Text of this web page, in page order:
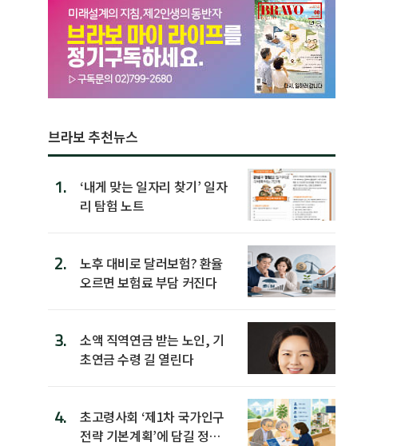
브라보 추천뉴스
1.
‘내게 맞는 일자리 찾기’ 일자
리 탐험 노트
2.
노후 대비로 달러보험? 환율
오르면 보험료 부담 커진다
3.
소액 직역연금 받는 노인, 기
초연금 수령 길 열린다
4.
초고령사회 ‘제1차 국가인구
전략 기본계획’에 담길 정책